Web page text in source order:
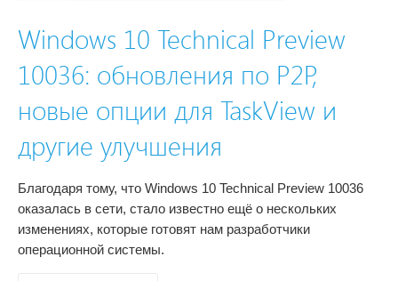
Windows 10 Technical Preview
10036: обновления по P2P,
новые опции для TaskView и
другие улучшения
Благодаря тому, что Windows 10 Technical Preview 10036
оказалась в сети, стало известно ещё о нескольких
изменениях, которые готовят нам разработчики
операционной системы.